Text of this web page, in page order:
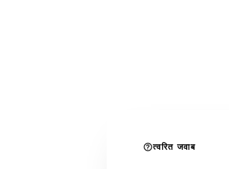
त्वरित जवाब